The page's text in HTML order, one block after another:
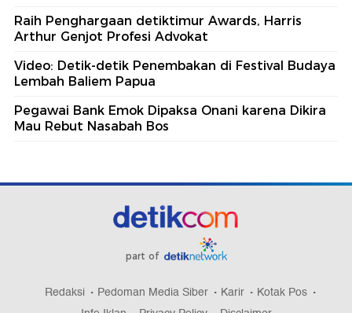
Raih Penghargaan detiktimur Awards, Harris
Arthur Genjot Profesi Advokat
Video: Detik-detik Penembakan di Festival Budaya
Lembah Baliem Papua
Pegawai Bank Emok Dipaksa Onani karena Dikira
Mau Rebut Nasabah Bos
part of
Redaksi Pedoman Media Siber Karir
Kotak Pos